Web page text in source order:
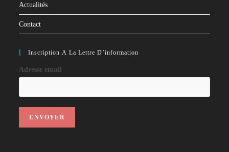
Actualités
Contact
Inscription À La Lettre D’information
Adresse email